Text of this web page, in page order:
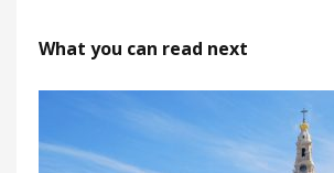
What you can read next